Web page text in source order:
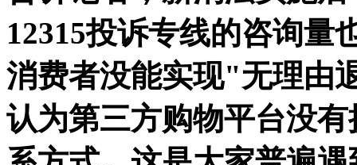
12315投诉专线的咨询量
消费者没能实现"无理由
认为第三方购物平台没